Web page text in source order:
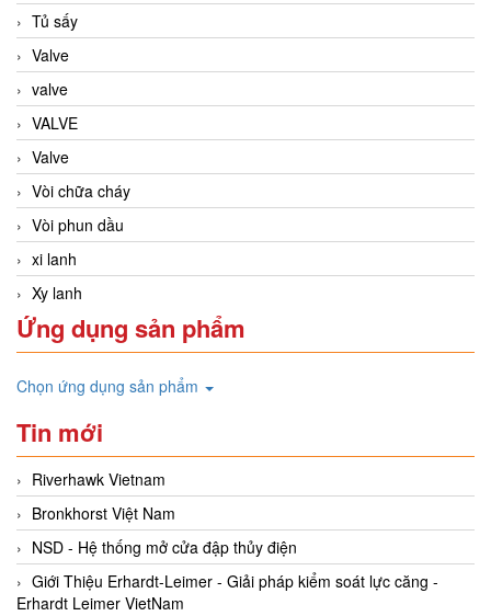
Tủ sấy
Valve
valve
VALVE
Valve
Vòi chữa cháy
Vòi phun dầu
xi lanh
Xy lanh
Ứng dụng sản phẩm
Chọn ứng dụng sản phẩm
Tin mới
Riverhawk Vietnam
Bronkhorst Việt Nam
NSD - Hệ thống mở cửa đập thủy điện
Giới Thiệu Erhardt-Leimer - Giải pháp kiểm soát lực căng -
Erhardt Leimer VietNam